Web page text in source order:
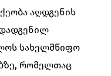
აღდგენის
დადგენილ
სახელმწიფო
რომელთაც